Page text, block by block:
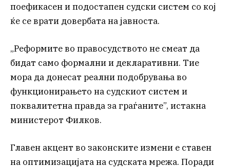
поефикасен и подостапен судски систем со кој
ќе се врати довербата на јавноста.
„Реформите во правосудството не смеат да
бидат само формални и декларативни. Тие
мора да донесат реални подобрувања во
функционирањето на судскиот систем и
поквалитетна правда за граѓаните”, истакна
министерот Филков.
Главен акцент во законските измени е ставен
на оптимизацијата на судската мрежа. Поради